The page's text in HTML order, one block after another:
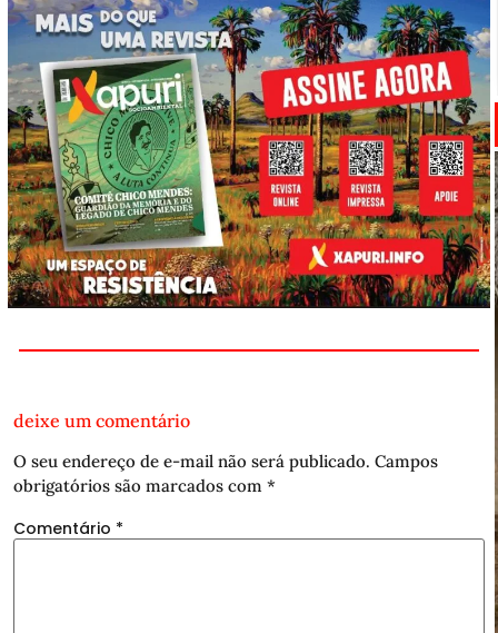
deixe um comentário
O seu endereço de e-mail não será publicado. Campos
obrigatórios são marcados com *
Comentário *